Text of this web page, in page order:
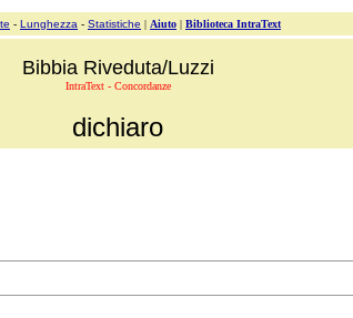
- Lunghezza - Statistiche | Aiuto | Biblioteca IntraText
Bibbia Riveduta/Luzzi
IntraText - Concordanze
dichiaro